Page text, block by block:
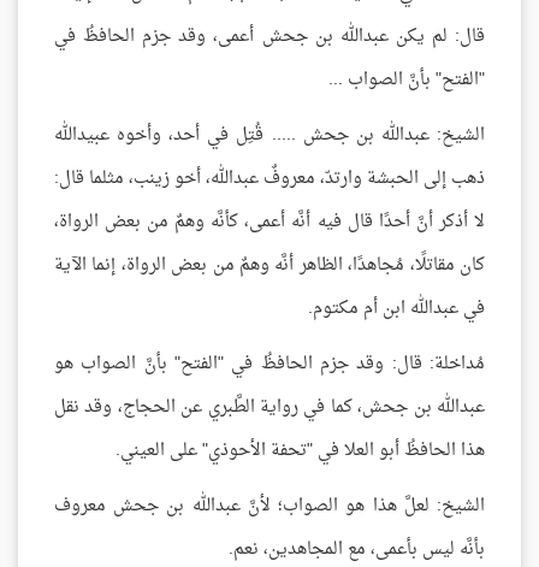
قال: لم يكن عبدالله بن جحش أعمى، وقد جزم الحافظُ في
"الفتح" بأنَّ الصواب ...
الشيخ: عبدالله بن جحش ..... قُتِل في أحد، وأخوه عبيدالله
ذهب إلى الحبشة وارتدّ، معروفٌ عبدالله، أخو زينب، مثلما قال:
لا أذكر أنَّ أحدًا قال فيه أنَّه أعمى، كأنَّه وهمٌ من بعض الرواة،
كان مقاتلًا، مُجاهدًا، الظاهر أنَّه وهمٌ من بعض الرواة، إنما الآية
في عبدالله ابن أم مكتوم.
مُداخلة: قال: وقد جزم الحافظُ في "الفتح" بأنَّ الصواب هو
عبدالله بن جحش، كما في رواية الطَّبري عن الحجاج، وقد نقل
هذا الحافظُ أبو العلا في "تحفة الأحوذي" على العيني.
الشيخ: لعلَّ هذا هو الصواب؛ لأنَّ عبدالله بن جحش معروف
بأنَّه ليس بأعمى، مع المجاهدين، نعم.